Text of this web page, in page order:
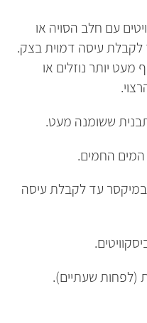
עם חלב הסויה או
לקבלת עיסה דמוית בצק.
מעט יותר נוזלים או
ששומנה מעט.
החמים.
עד לקבלת עיסה
(לפחות שעתיים).